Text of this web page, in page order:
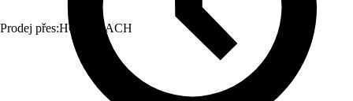
Prodej přes:HORNBACH